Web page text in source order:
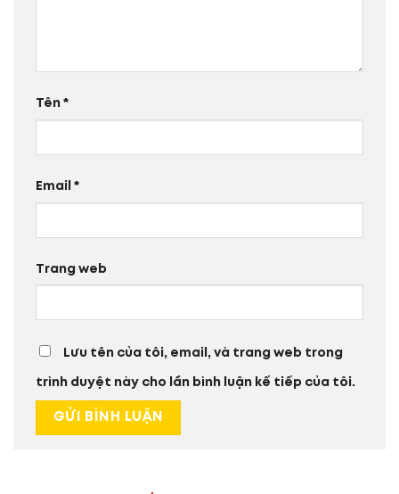
Tên *
Email *
Trang web
Lưu tên của tôi, email, và trang web trong
trình duyệt này cho lần bình luận kế tiếp của tôi.